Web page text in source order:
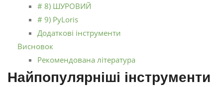
# 8) ШУРОВИЙ
# 9) PyLoris
Додаткові інструменти
Висновок
Рекомендована література
Найпопулярніші інструменти